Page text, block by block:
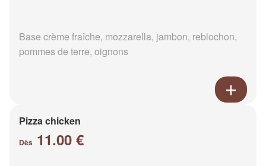
Base crème fraîche, mozzarella, jambon, reblochon,
pommes de terre, oignons
Pizza chicken
Dès 11.00 €